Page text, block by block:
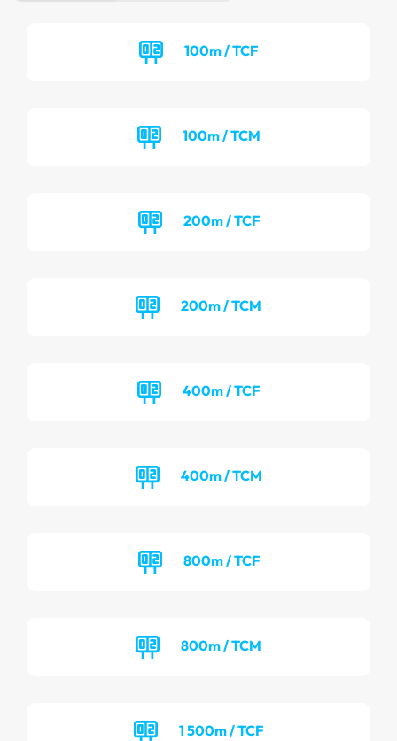
100m / TCF
100m / TCM
200m / TCF
200m / TCM
400m / TCF
400m / TCM
800m / TCF
800m / TCM
1 500m / TCF